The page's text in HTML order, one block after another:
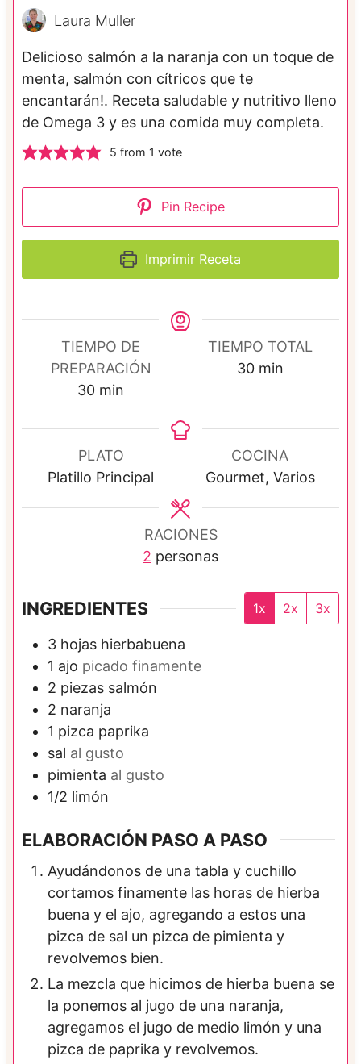
Laura Muller
Delicioso salmón a la naranja con un toque de
menta, salmón con cítricos que te
encantarán!. Receta saludable y nutritivo lleno
de Omega 3 y es una comida muy completa.
5 from 1 vote
Pin Recipe
Imprimir Receta
TIEMPO DE
PREPARACIÓN
30m
n
u
t
min
TIEMPO TOTAL
30m
u
t
o
min
PLATO
Platillo Principal
COCINA
Gourmet, Varios
RACIONES
2 personas
INGREDIENTES 1x 2x 3x
3 hojas hierbabuena
1 ajo picado finamente
2 piezas salmón
2 naranja
1 pizca paprika
sal al gusto
pimienta al gusto
1/2 limón
ELABORACIÓN PASO A PASO
Ayudándonos de una tabla y cuchillo
cortamos finamente las horas de hierba
buena y el ajo, agregando a estos una
pizca de sal un pizca de pimienta y
revolvemos bien.
La mezcla que hicimos de hierba buena se
la ponemos al jugo de una naranja,
agregamos el jugo de medio limón y una
pizca de paprika y revolvemos.